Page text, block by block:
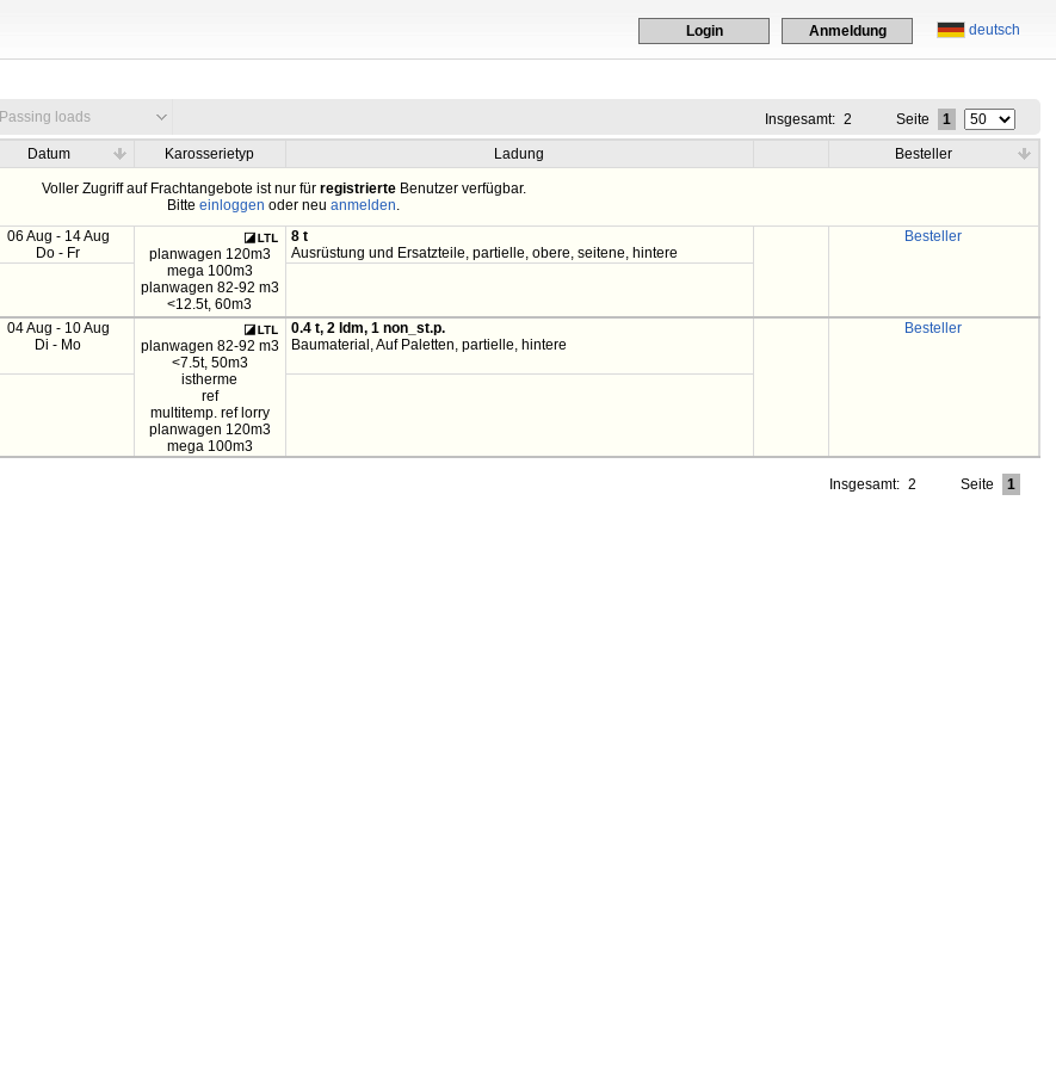
deutsch
Login Anmeldung
Passing loads Insgesamt: 2 Seite 1
Datum Karosserietyp Ladung Besteller
Voller Zugriff auf Frachtangebote ist nur für registrierteBenutzer verfügbar.
Bitteeinloggen oder neuanmelden.
06 Aug - 14 Aug
Do - Fr
planwagen 120m3
mega 100m3
planwagen 82-92 m3
<12.5t, 60m3
8 t
Ausrüstung und Ersatzteile, partielle, obere, seitene, hintere
Besteller
04 Aug - 10 Aug
Di - Mo
planwagen 82-92 m3
<7.5t, 50m3
istherme
ref
multitemp. ref lorry
planwagen 120m3
mega 100m3
0.4 t, 2 ldm, 1 non_st.p.
Baumaterial, Auf Paletten, partielle, hintere
Besteller
Insgesamt: 2 Seite 1